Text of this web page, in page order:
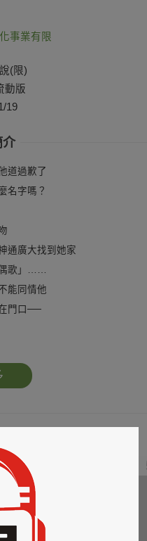
事業有限
(限)
動版
19
介
道過歉了
名字嗎？
通廣大找到她家
歌」……
能同情他
門口──
自己的身體
怪癖……